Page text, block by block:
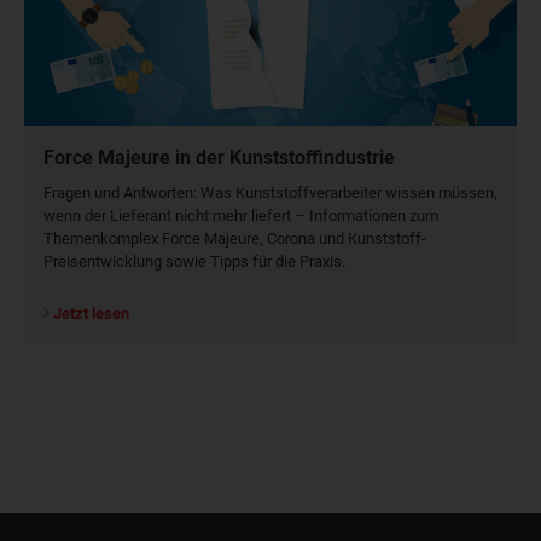
Force Majeure in der Kunststoffindustrie
Fragen und Antworten: Was Kunst­stoff­verarbeiter wissen müssen,
wenn der Lieferant nicht mehr liefert – Informationen zum
Themenkomplex Force Majeure, Corona und Kunststoff-
Preisentwicklung sowie Tipps für die Praxis.
Jetzt lesen